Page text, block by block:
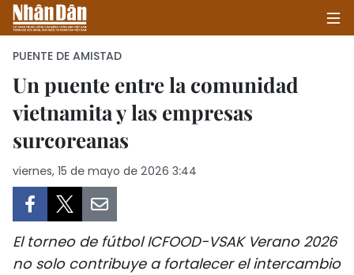
INICIO
SALUD - MEDIO AMBIENTE
PUENTE DE AMISTAD
Un puente entre la comunidad
vietnamita y las empresas
surcoreanas
viernes, 15 de mayo de 2026 3:44
El torneo de fútbol ICFOOD-VSAK Verano 2026
no solo contribuye a fortalecer el intercambio